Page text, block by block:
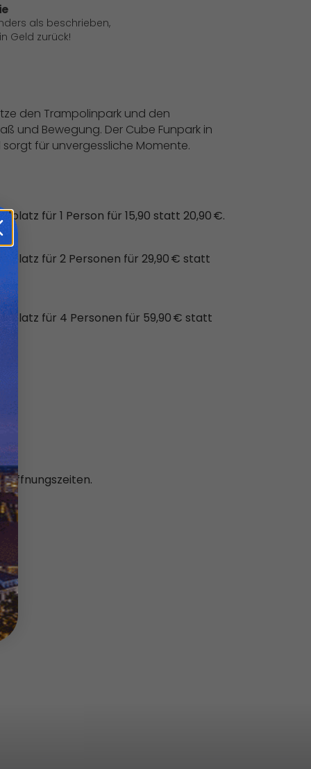
als beschrieben,
Geld zurück!
den Trampolinpark und den
und Bewegung. Der Cube Funpark in
für unvergessliche Momente.
für 1 Person für 15,90 statt 20,90 €.
für 2 Personen für 29,90 € statt
für 4 Personen für 59,90 € statt
Öffnungszeiten.